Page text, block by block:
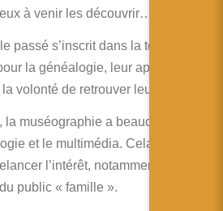
à venir les découvrir…
passé s’inscrit dans la tendance
la généalogie, leur appétence
volonté de retrouver leurs racines.
muséographie a beaucoup
et le multimédia. Cela a permis
l’intérêt, notamment des
public « famille ».